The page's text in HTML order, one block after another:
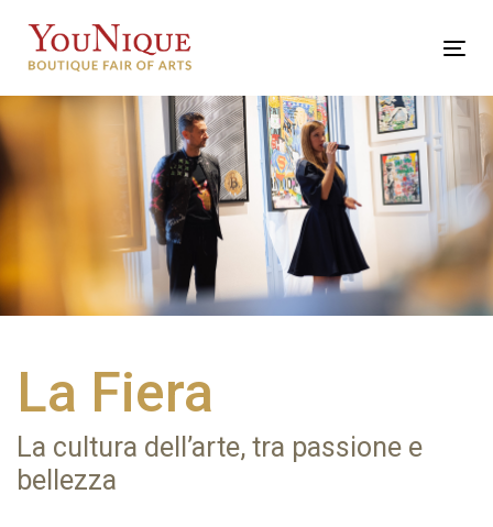
links
navigation
Skip
content
La Fiera
La cultura dell’arte, tra passione e
bellezza